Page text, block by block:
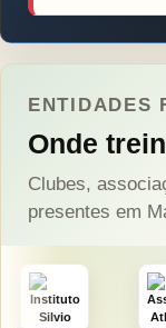
ENTIDADES
Onde
Clubes,
presentes em